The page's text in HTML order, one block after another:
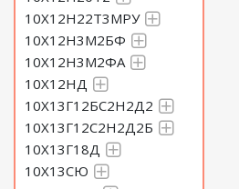
10Х12Н22Т3МРУ
10Х12Н3М2БФ
10Х12Н3М2ФА
10Х12НД
10Х13Г12БС2Н2Д2
10Х13Г12С2Н2Д2Б
10Х13Г18Д
10Х13СЮ